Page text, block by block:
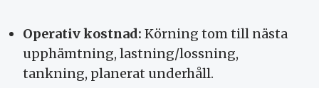
Operativ kostnad: Körning tom till nästa
upphämtning, lastning/lossning,
tankning, planerat underhåll.